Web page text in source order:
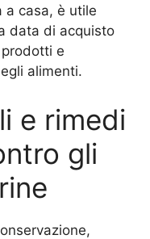
a casa, è utile
data di acquisto
e
alimenti.
e rimedi
gli